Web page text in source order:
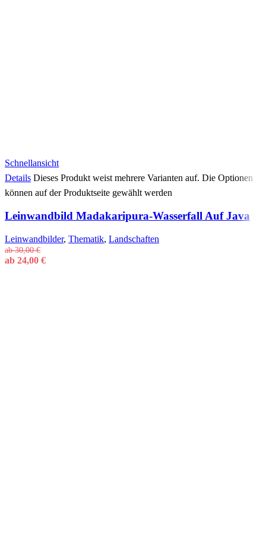
Schnellansicht
Details Dieses Produkt weist mehrere Varianten auf. Die Optionen
können auf der Produktseite gewählt werden
Leinwandbild Madakaripura-Wasserfall Auf Java
Leinwandbilder, Thematik, Landschaften
ab30,00€
ab 24,00 €